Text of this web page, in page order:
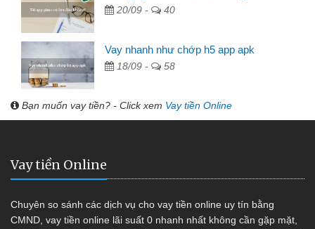
20/09 - 40
Vay nhanh như chớp h5 app apk
18/09 - 58
Bạn muốn vay tiền? - Click xem Vay tiền Online
Vay tiền Online
Chuyên so sánh các dịch vụ cho vay tiền online uy tín bằng
CMND, vay tiền online lãi suất 0 nhanh nhất không cần gặp mặt,